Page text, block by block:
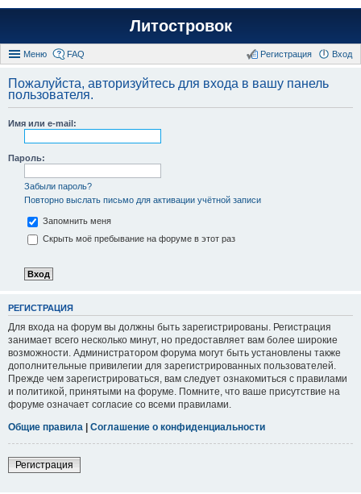
Литостровок
Меню FAQ Вход
Регистрация
Пожалуйста, авторизуйтесь для входа в вашу панель
пользователя.
Имя или e-mail:
Пароль:
Забыли пароль?
Повторно выслать письмо для активации учётной записи
Запомнить меня
Скрыть моё пребывание на форуме в этот раз
РЕГИСТРАЦИЯ
Для входа на форум вы должны быть зарегистрированы. Регистрация
занимает всего несколько минут, но предоставляет вам более широкие
возможности. Администратором форума могут быть установлены также
дополнительные привилегии для зарегистрированных пользователей.
Прежде чем зарегистрироваться, вам следует ознакомиться с правилами
и политикой, принятыми на форуме. Помните, что ваше присутствие на
форуме означает согласие со всеми правилами.
Общие правила | Соглашение о конфиденциальности
Регистрация